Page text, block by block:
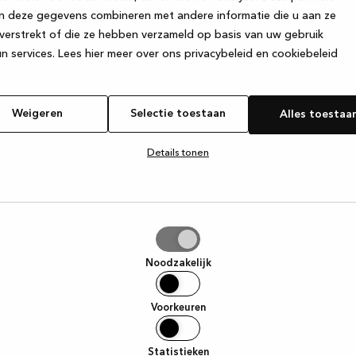
deze gegevens combineren met andere informatie die u aan ze
of die ze hebben verzameld op basis van uw gebruik
services. Lees hier meer over ons privacybeleid en cookiebeleid
Weigeren Selectie toestaan Alles
Details tonen
Noodzakelijk
Voorkeuren
Statistieken
has occurred while loadingwww.kvik.nl (see the